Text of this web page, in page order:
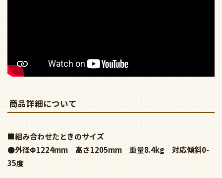
商品詳細について
■組み合わせたときのサイズ
●外径Φ1224mm 高さ1205mm 重量8.4kg 対応傾斜0-
35度